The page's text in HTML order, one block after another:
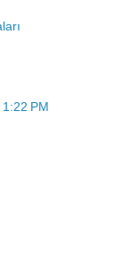
PM